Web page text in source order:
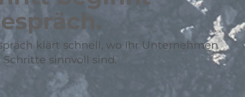
klärt schnell, wo Ihr Unternehmen
sinnvoll sind.